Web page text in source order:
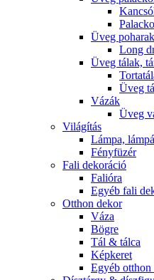
Üveg poharak
Long
Üveg tálak,
Üveg
Vázák
Üveg
Világítás
Lámpa,
Fényfüzér
Fali dekoráció
Falióra
Egyéb fali
Otthon dekor
Váza
Bögre
Tál & tálca
Képkeret
Egyéb otthon